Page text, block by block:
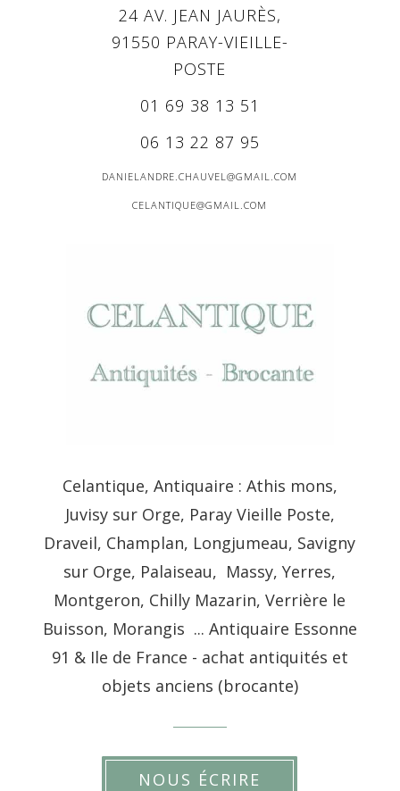
24 AV. JEAN JAURÈS,
91550 PARAY-VIEILLE-
POSTE
01 69 38 13 51
06 13 22 87 95
DANIELANDRE.CHAUVEL@GMAIL.COM
CELANTIQUE@GMAIL.COM
Celantique, Antiquaire : Athis mons,
Juvisy sur Orge, Paray Vieille Poste,
Draveil, Champlan, Longjumeau, Savigny
sur Orge, Palaiseau, Massy, Yerres,
Montgeron, Chilly Mazarin, Verrière le
Buisson, Morangis ... Antiquaire Essonne
91 & Ile de France - achat antiquités et
objets anciens (brocante)
NOUS ÉCRIRE